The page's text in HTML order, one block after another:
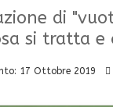
di
si tratta
17 Ottobre 2019